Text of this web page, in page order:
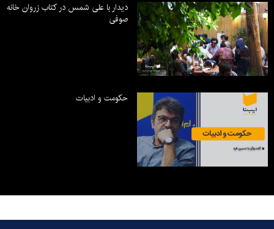
دیدار با علی شمس در کتاب زروان خانه
صوفی
حکومت و ادبیات